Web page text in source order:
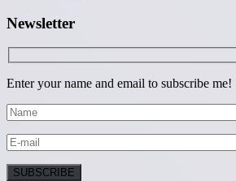
Newsletter
Enter your name and email to subscribe me!